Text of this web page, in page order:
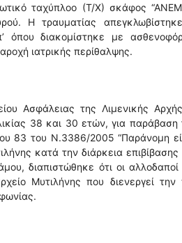
ταχύπλοο (Τ/Χ) σκάφος
Η τραυματίας
όπου διακομίστηκε με
ιατρικής περίθαλψης.
Ασφάλειας της Λιμενικής
38 και 30 ετών, για παράβαση
83 του Ν.3386/2005 “Παράνομη
κατά την διάρκεια
διαπιστώθηκε ότι οι
Μυτιλήνης που διενεργεί